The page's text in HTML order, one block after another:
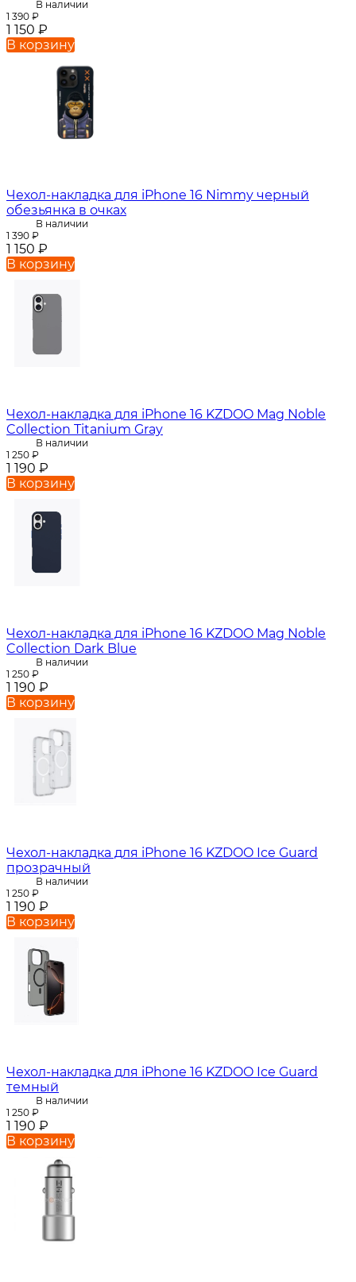
В наличии
1 390 ₽
1 150 ₽
В корзину
Чехол-накладка для iPhone 16 Nimmy черный
обезьянка в очках
В наличии
1 390 ₽
1 150 ₽
В корзину
Чехол-накладка для iPhone 16 KZDOO Mag Noble
Collection Titanium Gray
В наличии
1 250 ₽
1 190 ₽
В корзину
Чехол-накладка для iPhone 16 KZDOO Mag Noble
Collection Dark Blue
В наличии
1 250 ₽
1 190 ₽
В корзину
Чехол-накладка для iPhone 16 KZDOO Ice Guard
прозрачный
В наличии
1 250 ₽
1 190 ₽
В корзину
Чехол-накладка для iPhone 16 KZDOO Ice Guard
темный
В наличии
1 250 ₽
1 190 ₽
В корзину